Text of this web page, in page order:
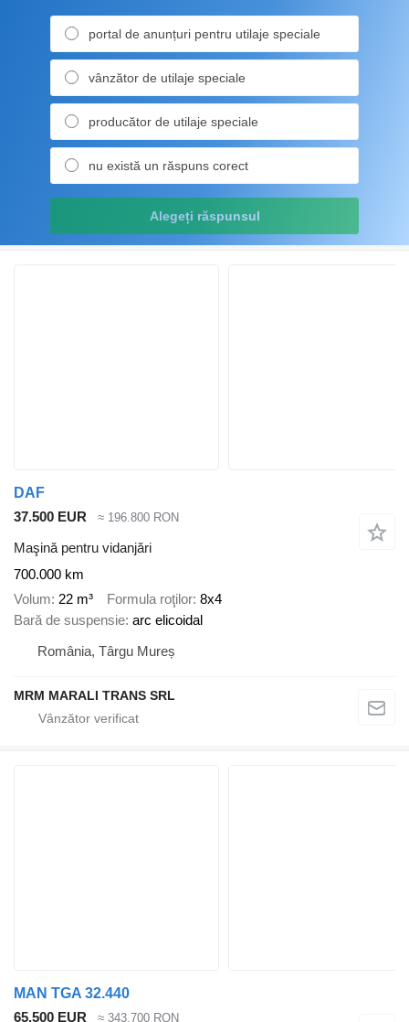
portal de anunțuri pentru utilaje speciale
vânzător de utilaje speciale
producător de utilaje speciale
nu există un răspuns corect
Alegeți răspunsul
DAF
37.500 EUR
≈ 196.800 RON
Maşină pentru vidanjări
700.000 km
Volum 22 m³ Formula roţilor 8x4
Bară de suspensie arc elicoidal
România, Târgu Mureș
MRM MARALI TRANS SRL
MAN TGA 32.440
65.500 EUR
≈ 343.700 RON